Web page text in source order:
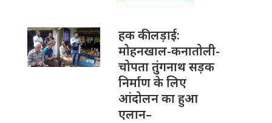
हक की लड़ाई:
मोहनखाल-कनातोली-
चोपता तुंगनाथ सड़क
निर्माण के लिए
आंदोलन का हुआ
एलान–